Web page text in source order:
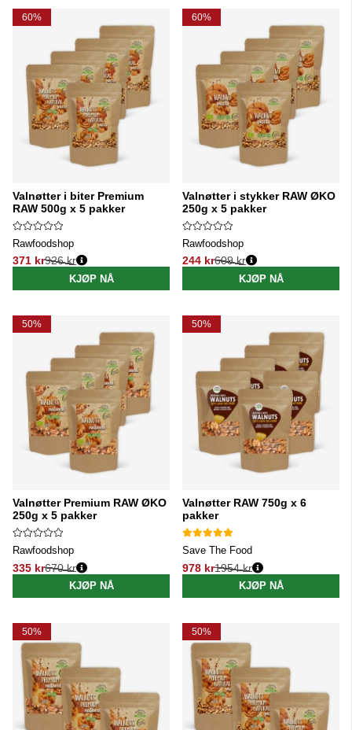
60%
Valnøtter i biter Premium
RAW 500g x 5 pakker
Rawfoodshop
371 kr
Vanlig pris:
926 kr
KJØP NÅ
60%
Valnøtter i stykker RAW ØKO
250g x 5 pakker
Rawfoodshop
244 kr
Vanlig pris:
609 kr
KJØP NÅ
50%
Valnøtter Premium RAW ØKO
250g x 5 pakker
Rawfoodshop
335 kr
Vanlig pris:
670 kr
KJØP NÅ
50%
Valnøtter RAW 750g x 6
pakker
Save The Food
978 kr
Vanlig pris:
1954 kr
KJØP NÅ
50% 50%